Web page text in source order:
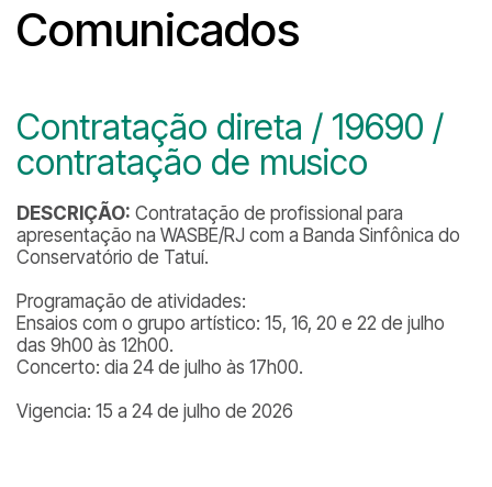
Comunicados
Contratação direta / 19690 /
contratação de musico
DESCRIÇÃO: Contratação de profissional para
apresentação na WASBE/RJ com a Banda Sinfônica do
Conservatório de Tatuí.
Programação de atividades:
Ensaios com o grupo artístico: 15, 16, 20 e 22 de julho
das 9h00 às 12h00.
Concerto: dia 24 de julho às 17h00.
Vigencia: 15 a 24 de julho de 2026